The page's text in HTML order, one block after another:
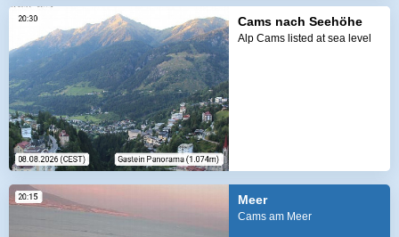
Cams nach Seehöhe
Alp Cams listed at sea level
Meer
Cams am Meer